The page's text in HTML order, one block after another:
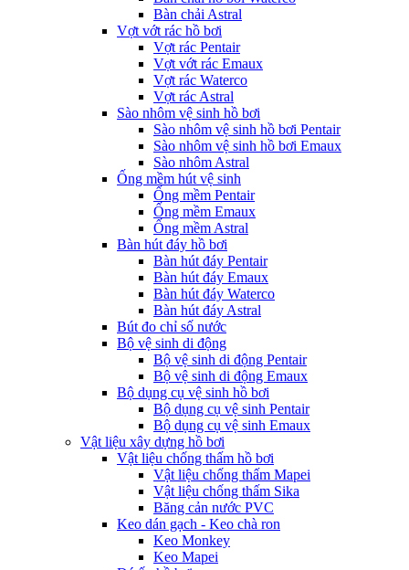
Bàn chải Astral
Vợt vớt rác hồ bơi
Vợt rác Pentair
Vợt vớt rác Emaux
Vợt rác Waterco
Vợt rác Astral
Sào nhôm vệ sinh hồ bơi
Sào nhôm vệ sinh hồ bơi Pentair
Sào nhôm vệ sinh hồ bơi Emaux
Sào nhôm Astral
Ống mềm hút vệ sinh
Ống mềm Pentair
Ống mềm Emaux
Ống mềm Astral
Bàn hút đáy hồ bơi
Bàn hút đáy Pentair
Bàn hút đáy Emaux
Bàn hút đáy Waterco
Bàn hút đáy Astral
Bút đo chỉ số nước
Bộ vệ sinh di động
Bộ vệ sinh di động Pentair
Bộ vệ sinh di động Emaux
Bộ dụng cụ vệ sinh hồ bơi
Bộ dụng cụ vệ sinh Pentair
Bộ dụng cụ vệ sinh Emaux
Vật liệu xây dựng hồ bơi
Vật liệu chống thấm hồ bơi
Vật liệu chống thấm Mapei
Vật liệu chống thấm Sika
Băng cản nước PVC
Keo dán gạch - Keo chà ron
Keo Monkey
Keo Mapei